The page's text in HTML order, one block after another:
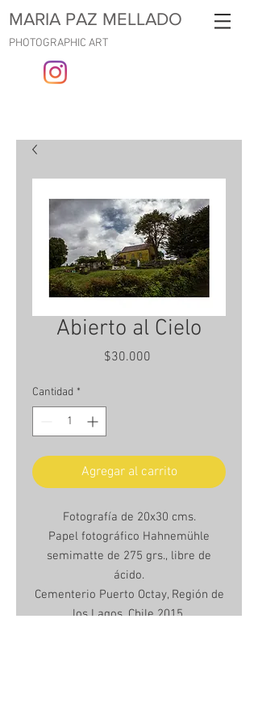
MARIA PAZ MELLADO
PHOTOGRAPHIC ART
Abierto al Cielo
$30.000Precio
Cantidad *
Agregar al carrito
Fotografía de 20x30 cms.
Papel fotográfico Hahnemühle
semimatte de 275 grs., libre de
ácido.
Cementerio Puerto Octay, Región de
los Lagos, Chile 2015.